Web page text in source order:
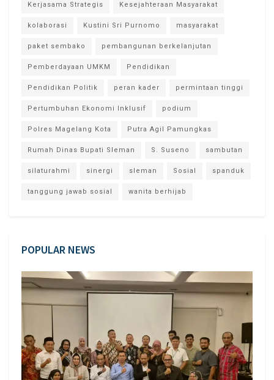
Kerjasama Strategis Kesejahteraan Masyarakat
kolaborasi Kustini Sri Purnomo masyarakat
paket sembako pembangunan berkelanjutan
Pemberdayaan UMKM Pendidikan
Pendidikan Politik peran kader permintaan tinggi
Pertumbuhan Ekonomi Inklusif podium
Polres Magelang Kota Putra Agil Pamungkas
Rumah Dinas Bupati Sleman S. Suseno sambutan
silaturahmi sinergi sleman Sosial spanduk
tanggung jawab sosial wanita berhijab
POPULAR NEWS